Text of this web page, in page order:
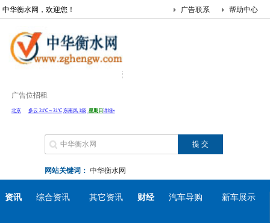
中华衡水网，欢迎您！ 帮助中心
广告联系
广告位招租
网站关键词： 中华衡水网
资讯 综合资讯 其它资讯 财经 汽车导购 新车展示